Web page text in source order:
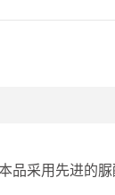
品采用先进的